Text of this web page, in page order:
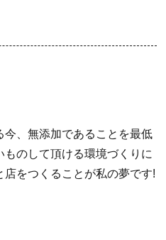
、無添加であることを最低
のして頂ける環境づくりに
をつくることが私の夢です!